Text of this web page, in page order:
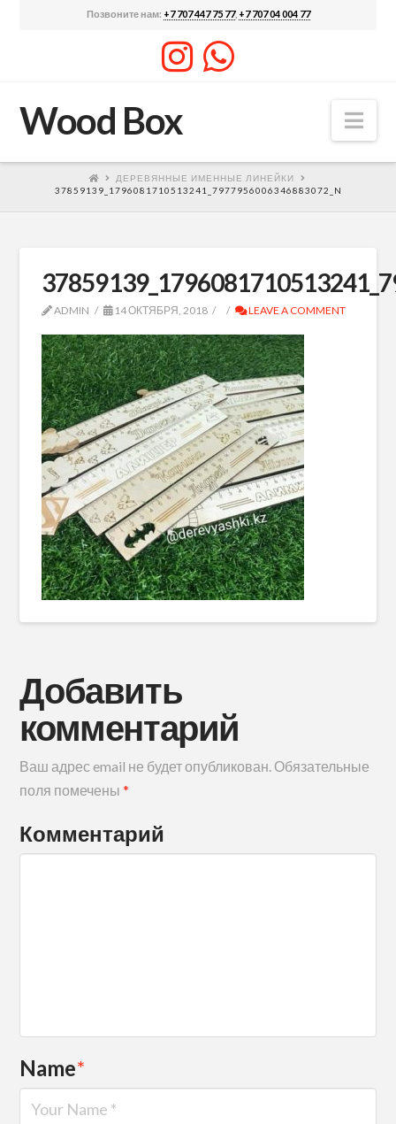
Позвоните нам: +7 707 447 75 77, +7 707 04 004 77
Wood Box
ДЕРЕВЯННЫЕ ИМЕННЫЕ ЛИНЕЙКИ
37859139_1796081710513241_7977956006346883072_N
ADMIN 14 ОКТЯБРЯ, 2018 LEAVE A COMMENT
Добавить
комментарий
Ваш адрес email не будет опубликован. Обязательные
поля помечены*
Комментарий
Name*